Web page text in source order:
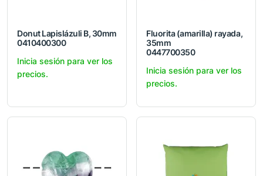
Donut Lapislázuli B, 30mm
0410400300
Inicia sesión para ver los
precios.
Fluorita (amarilla) rayada,
35mm
0447700350
Inicia sesión para ver los
precios.